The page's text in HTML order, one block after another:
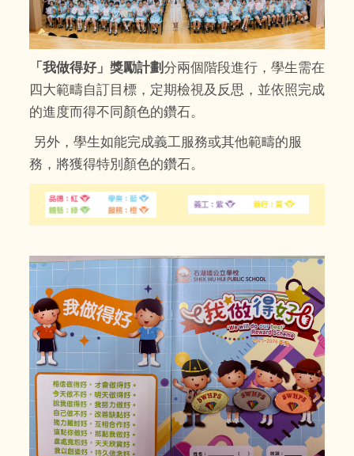
「我做得好」獎勵計劃分兩個階段進行，學生需在
四大範疇自訂目標，定期檢視及反思，並依照完成
的進度而得不同顏色的鑽石。
另外，學生如能完成義工服務或其他範疇的服
務，將獲得特別顏色的鑽石。